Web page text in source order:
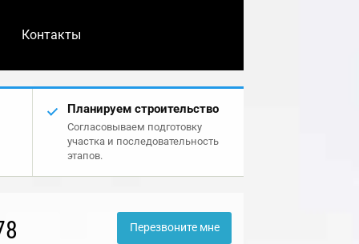
Контакты
Планируем строительство
Согласовываем подготовку
участка и последовательность
этапов.
Перезвоните мне